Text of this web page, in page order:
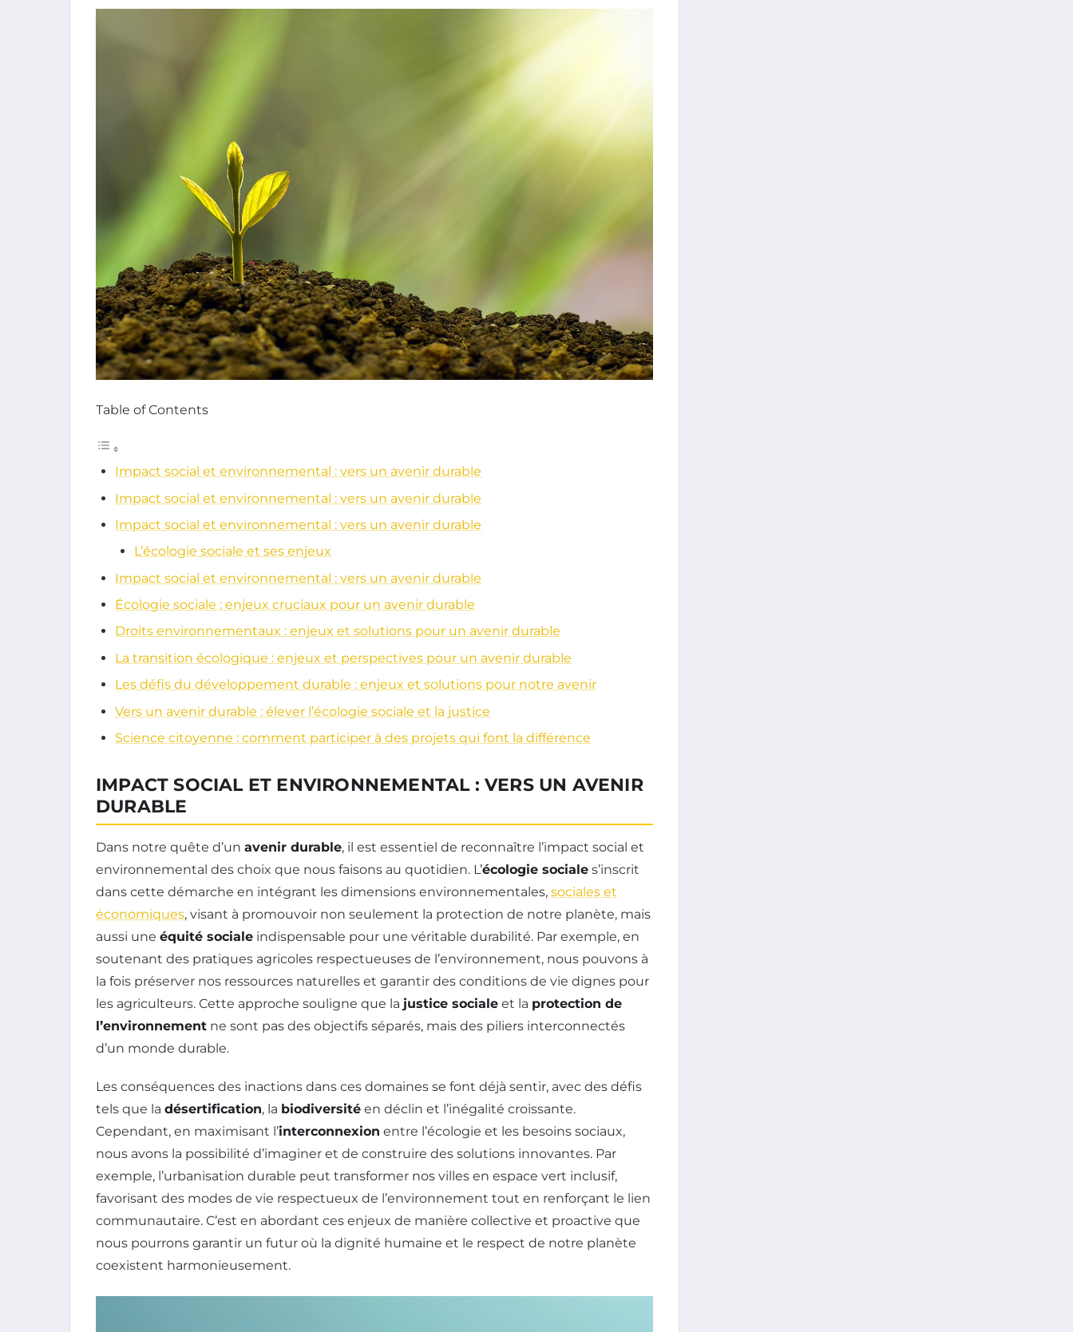
Table of Contents
Impact social et environnemental : vers un avenir durable
Impact social et environnemental : vers un avenir durable
Impact social et environnemental : vers un avenir durable
L’écologie sociale et ses enjeux
Impact social et environnemental : vers un avenir durable
Écologie sociale : enjeux cruciaux pour un avenir durable
Droits environnementaux : enjeux et solutions pour un avenir durable
La transition écologique : enjeux et perspectives pour un avenir durable
Les défis du développement durable : enjeux et solutions pour notre avenir
Vers un avenir durable : élever l’écologie sociale et la justice
Science citoyenne : comment participer à des projets qui font la différence
IMPACT SOCIAL ET ENVIRONNEMENTAL : VERS UN AVENIR
DURABLE
Dans notre quête d’un avenir durable, il est essentiel de reconnaître l’impact social et
environnemental des choix que nous faisons au quotidien. L’écologie sociale s’inscrit
dans cette démarche en intégrant les dimensions environnementales, sociales et
économiques, visant à promouvoir non seulement la protection de notre planète, mais
aussi une équité sociale indispensable pour une véritable durabilité. Par exemple, en
soutenant des pratiques agricoles respectueuses de l’environnement, nous pouvons à
la fois préserver nos ressources naturelles et garantir des conditions de vie dignes pour
les agriculteurs. Cette approche souligne que la justice sociale et la protection de
l’environnement ne sont pas des objectifs séparés, mais des piliers interconnectés
d’un monde durable.
Les conséquences des inactions dans ces domaines se font déjà sentir, avec des défis
tels que la désertification, la biodiversité en déclin et l’inégalité croissante.
Cependant, en maximisant l’interconnexion entre l’écologie et les besoins sociaux,
nous avons la possibilité d’imaginer et de construire des solutions innovantes. Par
exemple, l’urbanisation durable peut transformer nos villes en espace vert inclusif,
favorisant des modes de vie respectueux de l’environnement tout en renforçant le lien
communautaire. C’est en abordant ces enjeux de manière collective et proactive que
nous pourrons garantir un futur où la dignité humaine et le respect de notre planète
coexistent harmonieusement.